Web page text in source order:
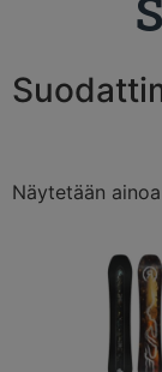
Näytetään